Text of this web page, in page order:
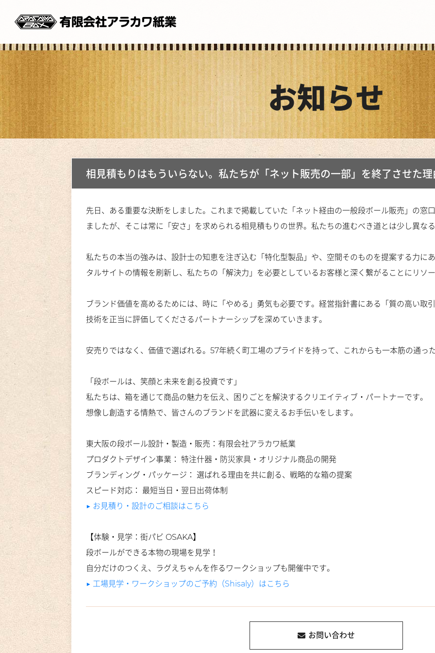
お知らせ
相見積もりはもういらない。私たちが「ネット販売の一部」を終了させた理
先日、ある重要な決断をしました。これまで掲載していた「ネット経由の一般段ボール販売」の窓
ましたが、そこは常に「安さ」を求められる相見積もりの世界。私たちの進むべき道とは少し異な
私たちの本当の強みは、設計士の知恵を注ぎ込む「特化型製品」や、空間そのものを提案する力に
タルサイトの情報を刷新し、私たちの「解決力」を必要としているお客様と深く繋がることにリソ
ブランド価値を高めるためには、時に「やめる」勇気も必要です。経営指針書にある「質の高い取
技術を正当に評価してくださるパートナーシップを深めていきます。
安売りではなく、価値で選ばれる。57年続く町工場のプライドを持って、これからも一本筋の通っ
「段ボールは、笑顔と未来を創る投資です」
私たちは、箱を通じて商品の魅力を伝え、困りごとを解決するクリエイティブ・パートナーです。
想像し創造する情熱で、皆さんのブランドを武器に変えるお手伝いをします。
東大阪の段ボール設計・製造・販売：有限会社アラカワ紙業
プロダクトデザイン事業： 特注什器・防災家具・オリジナル商品の開発
ブランディング・パッケージ： 選ばれる理由を共に創る、戦略的な箱の提案
スピード対応： 最短当日・翌日出荷体制
▶︎ お見積り・設計のご相談はこちら
【体験・見学：街パビ OSAKA】
段ボールができる本物の現場を見学！
自分だけのつくえ、ラグえちゃんを作るワークショップも開催中です。
▶︎ 工場見学・ワークショップのご予約（Shisaly）はこちら
お問い合わせ